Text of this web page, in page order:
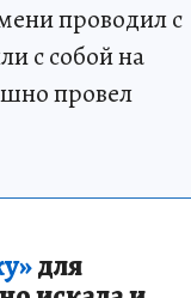
проводил с
с собой на
провел
для